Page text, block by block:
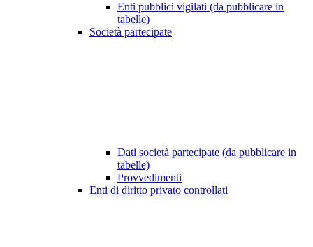
Enti pubblici vigilati (da pubblicare in
tabelle)
Società partecipate
Dati società partecipate (da pubblicare in
tabelle)
Provvedimenti
Enti di diritto privato controllati